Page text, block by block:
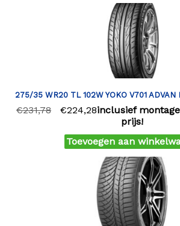
275/35 WR20 TL 102W YOKO V701 ADVAN
€231,78 €224,28inclusief
prijs!
Toevoegen aan